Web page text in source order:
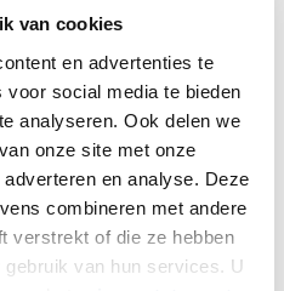
van cookies
en advertenties te
social media te bieden
analyseren. Ook delen we
onze site met onze
en analyse. Deze
combineren met andere
verstrekt of die ze hebben
van hun services. U
in te voeren stuitte hij
de uitgeweken calvinisten